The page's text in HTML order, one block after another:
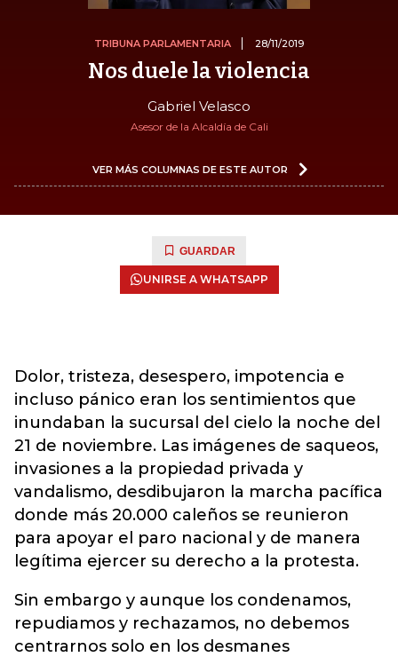
TRIBUNA PARLAMENTARIA 28/11/2019
Nos duele la violencia
Gabriel Velasco
Asesor de la Alcaldía de Cali
VER MÁS COLUMNAS DE ESTE AUTOR
GUARDAR
UNIRSE A WHATSAPP
Dolor, tristeza, desespero, impotencia e
incluso pánico eran los sentimientos que
inundaban la sucursal del cielo la noche del
21 de noviembre. Las imágenes de saqueos,
invasiones a la propiedad privada y
vandalismo, desdibujaron la marcha pacífica
donde más 20.000 caleños se reunieron
para apoyar el paro nacional y de manera
legítima ejercer su derecho a la protesta.
Sin embargo y aunque los condenamos,
repudiamos y rechazamos, no debemos
centrarnos solo en los desmanes